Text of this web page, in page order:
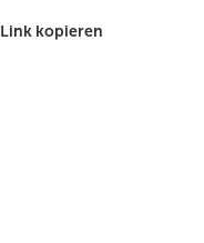
Link kopieren